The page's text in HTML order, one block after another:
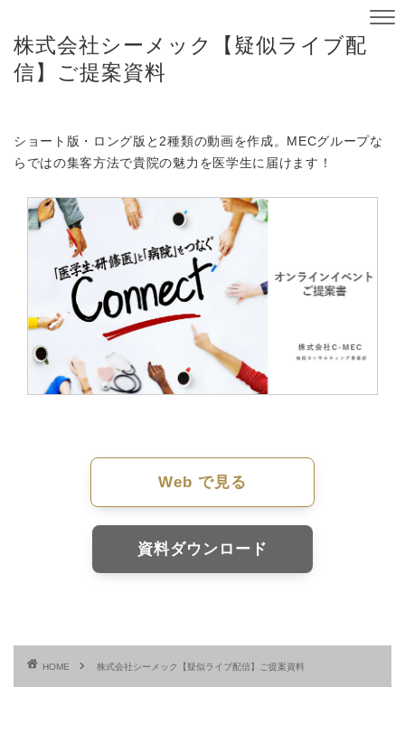
株式会社シーメック【疑似ライブ配
信】ご提案資料
ショート版・ロング版と2種類の動画を作成。MECグループな
らではの集客方法で貴院の魅力を医学生に届けます！
Web で見る
資料ダウンロード
HOME 株式会社シーメック【疑似ライブ配信】ご提案資料